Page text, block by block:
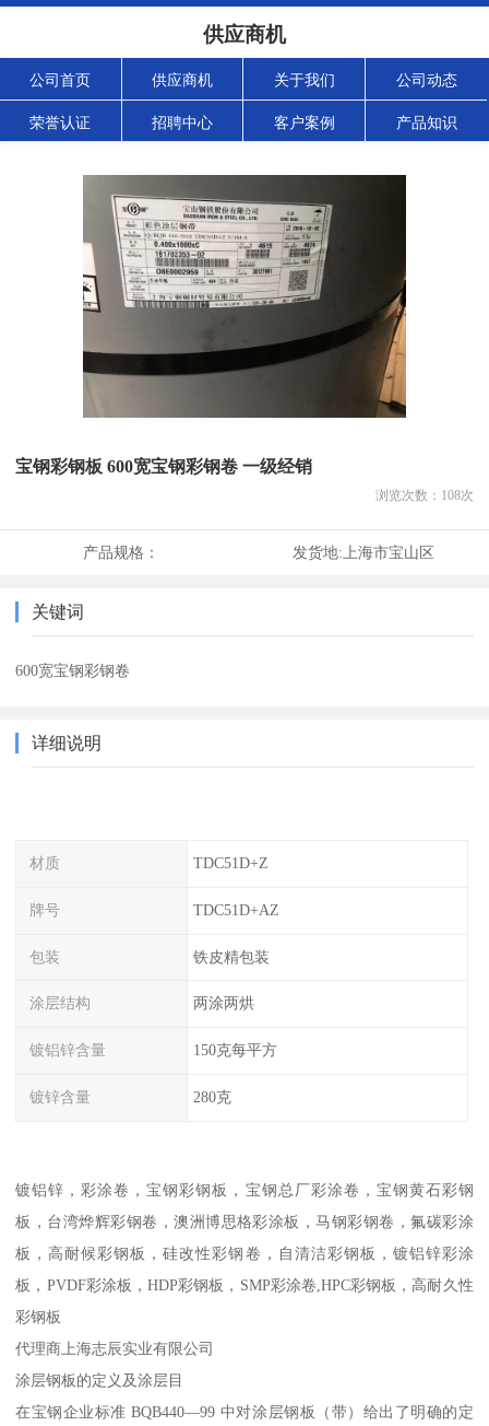
供应商机
公司首页 供应商机 关于我们 公司动态
荣誉认证 招聘中心 客户案例 产品知识
宝钢彩钢板 600宽宝钢彩钢卷 一级经销
浏览次数： 108次
产品规格： 发货地: 上海市宝山区
关键词
600宽宝钢彩钢卷
详细说明
材质 TDC51D+Z
牌号 TDC51D+AZ
包装 铁皮精包装
涂层结构 两涂两烘
镀铝锌含量 150克每平方
镀锌含量 280克
镀铝锌，彩涂卷，宝钢彩钢板，宝钢总厂彩涂卷，宝钢黄石彩钢
板，台湾烨辉彩钢卷，澳洲博思格彩涂板，马钢彩钢卷，氟碳彩涂
板，高耐候彩钢板，硅改性彩钢卷，自清洁彩钢板，镀铝锌彩涂
板，PVDF彩涂板，HDP彩钢板，SMP彩涂卷,HPC彩钢板，高耐久性
彩钢板
代理商上海志辰实业有限公司
涂层钢板的定义及涂层目
在宝钢企业标准 BQB440—99 中对涂层钢板（带）给出了明确的定